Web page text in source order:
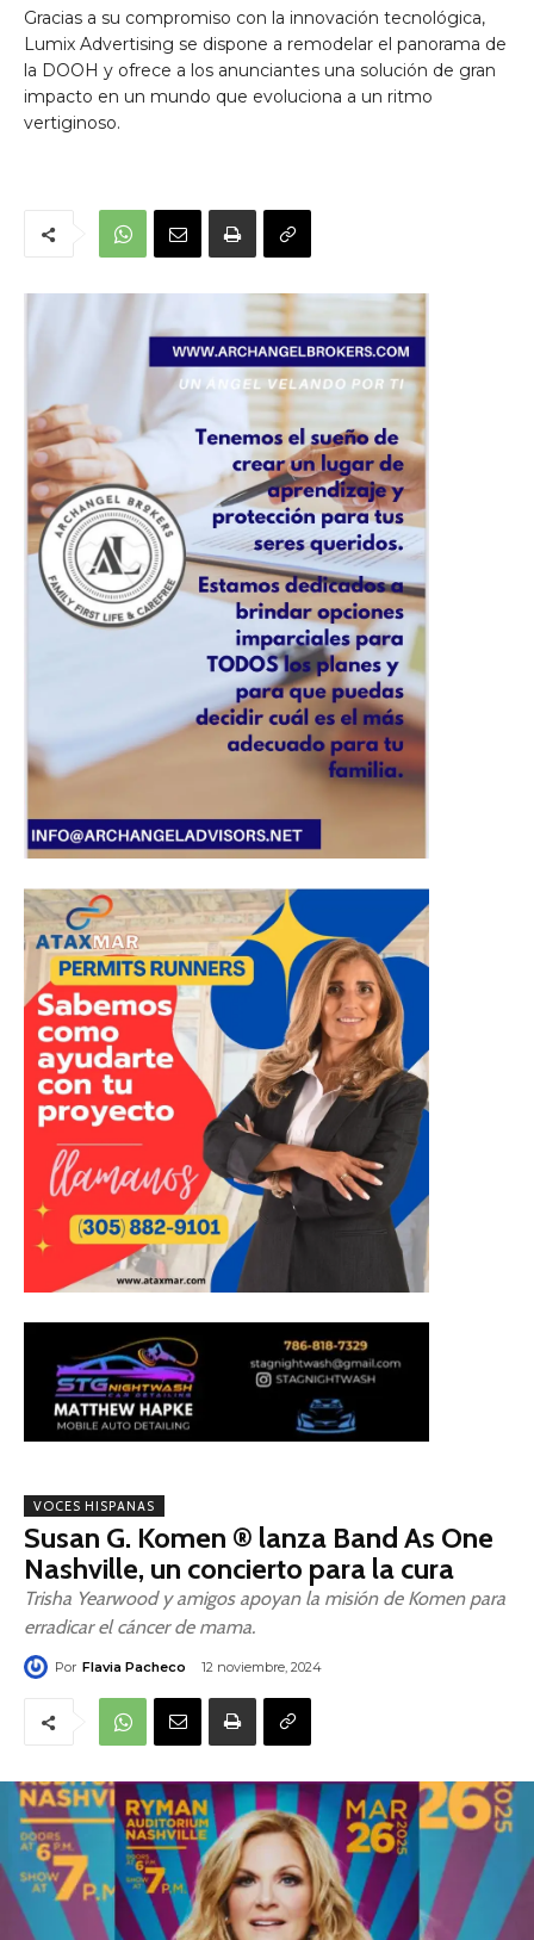
Gracias a su compromiso con la innovación tecnológica,
Lumix Advertising se dispone a remodelar el panorama de
la DOOH y ofrece a los anunciantes una solución de gran
impacto en un mundo que evoluciona a un ritmo
vertiginoso.